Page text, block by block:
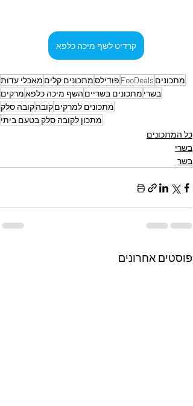
קרדיט לשף מיכה כלפא
מתכונים FooDeals פודילסמתכונים קלים מאכלי עדות
בשרי מתכונים בשריים השף מיכה כלפאמרקים
מתכונים למרקיםקובהקובה סלק
מתכון לקובה סלק בטעם ביתי
כל המתכונים
בשרי
בשר
פוסטים אחרונים